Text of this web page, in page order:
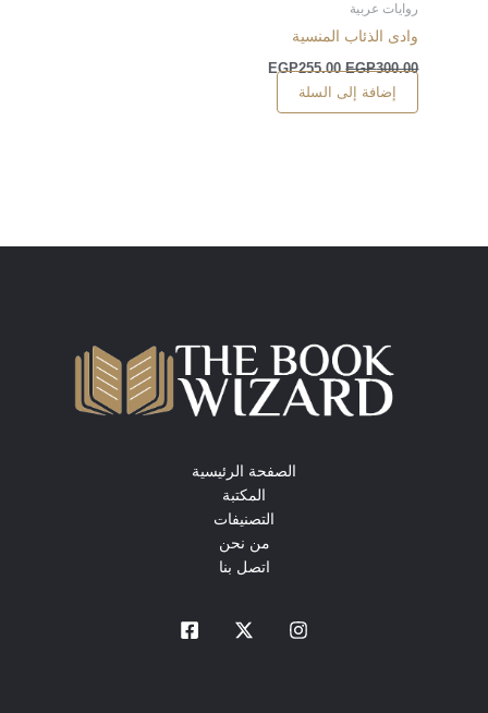
روايات عربية
وادى الذئاب المنسية
EGP300.00
EGP255.00
إضافة إلى السلة
الصفحة الرئيسية
المكتبة
التصنيفات
من نحن
اتصل بنا